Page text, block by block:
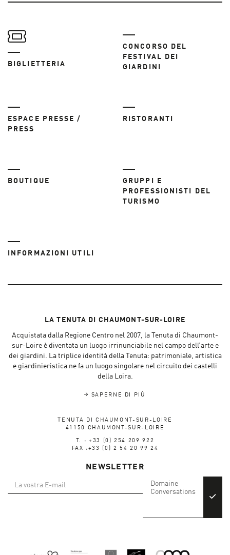
BIGLIETTERIA
CONCORSO DEL
FESTIVAL DEI
GIARDINI
ESPACE PRESSE /
PRESS
RISTORANTI
BOUTIQUE
GRUPPI E
PROFESSIONISTI DEL
TURISMO
INFORMAZIONI UTILI
LA TENUTA DI CHAUMONT-SUR-LOIRE
Acquistata dalla Regione Centro nel 2007, la Tenuta di Chaumont-
sur-Loire è diventata un luogo irrinunciabile nel campo dell’arte e
dei giardini. La triplice identità della Tenuta: patrimoniale, artistica
e giardinieristica ne fa un luogo singolare nel circuito dei castelli
della Loira.
SAPERNE DI PIÙ
TENUTA DI CHAUMONT-SUR-LOIRE
41150 CHAUMONT-SUR-LOIRE
T. : +33 (0) 254 209 922
FAX :+33 (0) 2 54 20 99 24
NEWSLETTER